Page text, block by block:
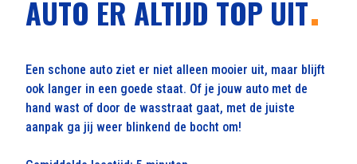
AUTO ER ALTIJD TOP UIT
Een schone auto ziet er niet alleen mooier uit, maar blijft
ook langer in een goede staat. Of je jouw auto met de
hand wast of door de wasstraat gaat, met de juiste
aanpak ga jij weer blinkend de bocht om!